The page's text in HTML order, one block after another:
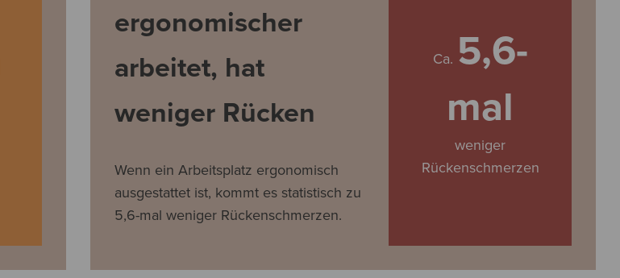
ergonomischer
arbeitet, hat
weniger Rücken
Wenn ein Arbeitsplatz ergonomisch
ausgestattet ist, kommt es statistisch zu
5,6-mal weniger Rückenschmerzen.
Ca. 5,6-
mal
weniger
Rückenschmerzen